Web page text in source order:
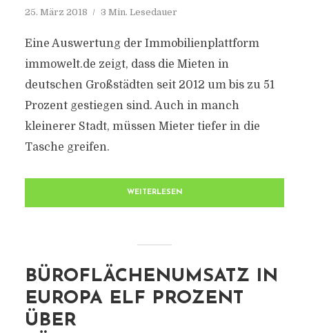
25. März 2018 3 Min. Lesedauer
Eine Auswertung der Immobilienplattform
immowelt.de zeigt, dass die Mieten in
deutschen Großstädten seit 2012 um bis zu 51
Prozent gestiegen sind. Auch in manch
kleinerer Stadt, müssen Mieter tiefer in die
Tasche greifen.
WEITERLESEN
BÜROFLÄCHENUMSATZ IN
EUROPA ELF PROZENT
ÜBER